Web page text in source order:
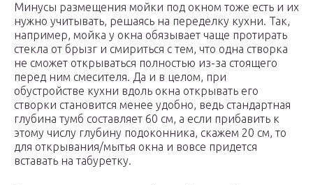
Минусы размещения мойки под окном тоже есть и их
нужно учитывать, решаясь на переделку кухни. Так,
например, мойка у окна обязывает чаще протирать
стекла от брызг и смириться с тем, что одна створка
не сможет открываться полностью из-за стоящего
перед ним смесителя. Да и в целом, при
обустройстве кухни вдоль окна открывать его
створки становится менее удобно, ведь стандартная
глубина тумб составляет 60 см, а если прибавить к
этому числу глубину подоконника, скажем 20 см, то
для открывания/мытья окна и вовсе придется
вставать на табуретку.